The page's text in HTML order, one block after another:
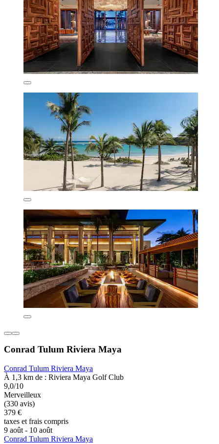
Conrad Tulum Riviera Maya
Conrad Tulum Riviera Maya
À 1,3 km de : Riviera Maya Golf Club
9,0/10
Merveilleux
(330 avis)
379 €
taxes et frais compris
9 août - 10 août
Conrad Tulum Riviera Maya